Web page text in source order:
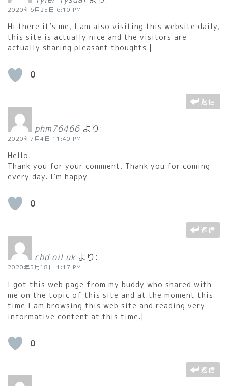
2020年6月25日 6:10 PM
Hi there it’s me, I am also visiting this website daily,
this site is actually nice and the visitors are
actually sharing pleasant thoughts.|
0
返信
phm76466 より:
2020年7月4日 11:40 PM
Hello.
Thank you for your comment. Thank you for coming
every day. I’m happy
0
返信
cbd oil uk より:
2020年5月18日 1:17 PM
I got this web page from my buddy who shared with
me on the topic of this site and at the moment this
time I am browsing this web site and reading very
informative content at this time.|
0
返信